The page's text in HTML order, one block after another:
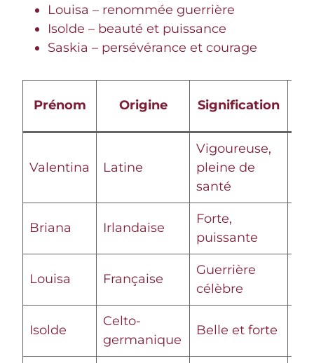
Louisa – renommée guerrière
Isolde – beauté et puissance
Saskia – persévérance et courage
Prénom Origine Signification
Valentina Latine
Vigoureuse,
pleine de
santé
Briana Irlandaise
Forte,
puissante
Louisa Française
Guerrière
célèbre
Isolde
Celto-
germanique
Belle et forte